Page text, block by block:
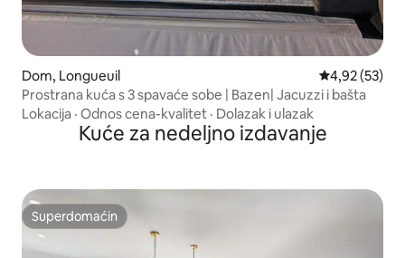
Dom, Longueuil Prosečna
4,92 (53)
Prostrana kuća s 3 spavaće sobe | Bazen| Jacuzzi i bašta
Lokacija · Odnos cena-kvalitet · Dolazak i ulazak
Kuće za nedeljno izdavanje
Superdomaćin
Superdomaćin